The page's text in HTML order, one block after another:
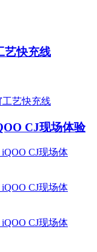
艺快充线
CJ现场体验